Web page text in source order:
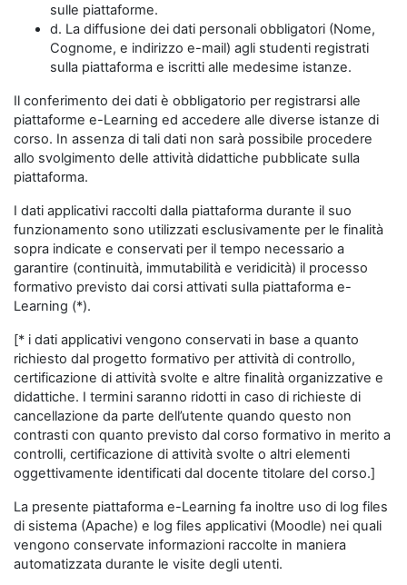
sulle piattaforme.
d. La diffusione dei dati personali obbligatori (Nome,
Cognome, e indirizzo e-mail) agli studenti registrati
sulla piattaforma e iscritti alle medesime istanze.
Il conferimento dei dati è obbligatorio per registrarsi alle
piattaforme e-Learning ed accedere alle diverse istanze di
corso. In assenza di tali dati non sarà possibile procedere
allo svolgimento delle attività didattiche pubblicate sulla
piattaforma.
I dati applicativi raccolti dalla piattaforma durante il suo
funzionamento sono utilizzati esclusivamente per le finalità
sopra indicate e conservati per il tempo necessario a
garantire (continuità, immutabilità e veridicità) il processo
formativo previsto dai corsi attivati sulla piattaforma e-
Learning (*).
[* i dati applicativi vengono conservati in base a quanto
richiesto dal progetto formativo per attività di controllo,
certificazione di attività svolte e altre finalità organizzative e
didattiche. I termini saranno ridotti in caso di richieste di
cancellazione da parte dell’utente quando questo non
contrasti con quanto previsto dal corso formativo in merito a
controlli, certificazione di attività svolte o altri elementi
oggettivamente identificati dal docente titolare del corso.]
La presente piattaforma e-Learning fa inoltre uso di log files
di sistema (Apache) e log files applicativi (Moodle) nei quali
vengono conservate informazioni raccolte in maniera
automatizzata durante le visite degli utenti.